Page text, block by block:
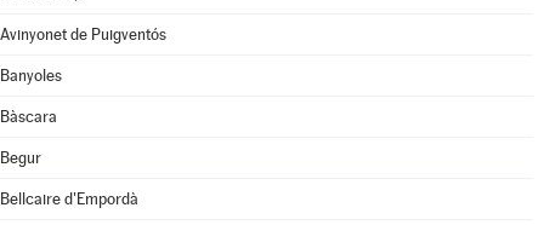
Avinyonet de Puigventós
Banyoles
Bàscara
Begur
Bellcaire d'Empordà